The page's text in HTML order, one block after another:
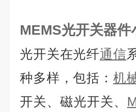
MEMS光开关器件
光开关在光纤通信
种多样，包括： 机
开关、磁光开关、